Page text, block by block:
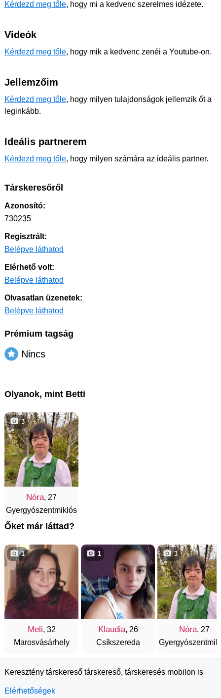
Kérdezd meg tőle, hogy mi a kedvenc szerelmes idézete.
Videók
Kérdezd meg tőle, hogy mik a kedvenc zenéi a Youtube-on.
Jellemzőim
Kérdezd meg tőle, hogy milyen tulajdonságok jellemzik őt a
leginkább.
Ideális partnerem
Kérdezd meg tőle, hogy milyen számára az ideális partner.
Társkeresőről
Azonosító:
730235
Regisztrált:
Belépve láthatod
Elérhető volt:
Belépve láthatod
Olvasatlan üzenetek:
Belépve láthatod
Prémium tagság
Nincs
Olyanok, mint Betti
Nóra, 27
Gyergyószentmiklós
3
Őket már láttad?
Meli, 32
Marosvásárhely
1
Klaudia, 26
Csíkszereda
1
Nóra, 27
3
Keresztény társkereső társkereső, társkeresés mobilon is
Elérhetőségek